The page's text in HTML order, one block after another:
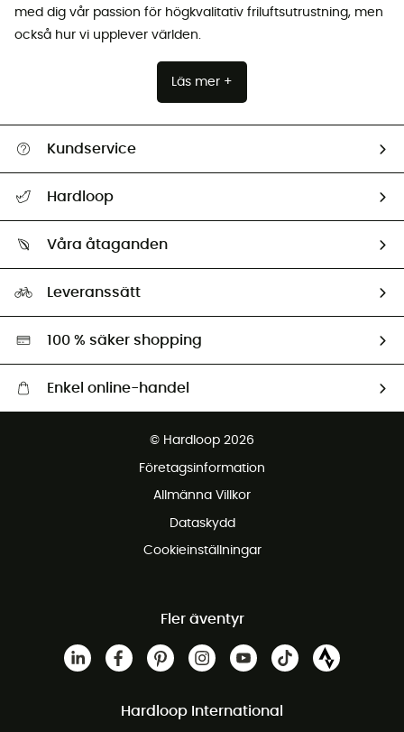
med dig vår passion för högkvalitativ friluftsutrustning, men
också hur vi upplever världen.
Läs mer +
Kundservice
Retur & återbetalning
Hardloop
Ambassadörer
Våra åtaganden
Miljöanpassat urval
Leveranssätt
100 % säker shopping
Enkel online-handel
© Hardloop 2026
Företagsinformation
Allmänna Villkor
Dataskydd
Cookieinställningar
Fler äventyr
Hardloop International